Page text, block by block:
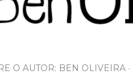
O AUTOR: BEN OLIVEIRA